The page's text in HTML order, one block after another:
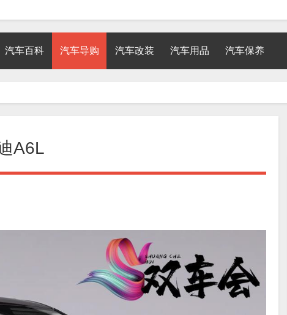
汽车百科 汽车导购 汽车改装 汽车用品 汽车保养
A6L